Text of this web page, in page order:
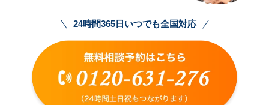
24時間365日いつでも全国対応